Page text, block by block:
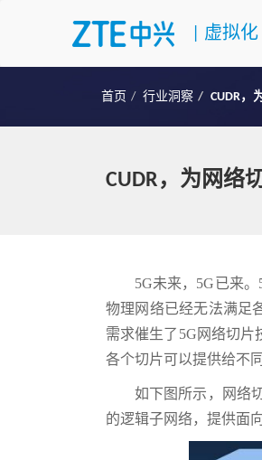
虚拟化
首页 行业洞察 CUDR，
CUDR，为网络
5G未来，5G已来
物理网络已经无法满足
需求催生了5G网络切片
各个切片可以提供给不
如下图所示，网络
的逻辑子网络，提供面